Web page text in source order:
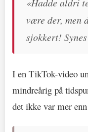
være der, men
sjokkert!
I en TikTok-video
mindreårig på
det ikke var mer